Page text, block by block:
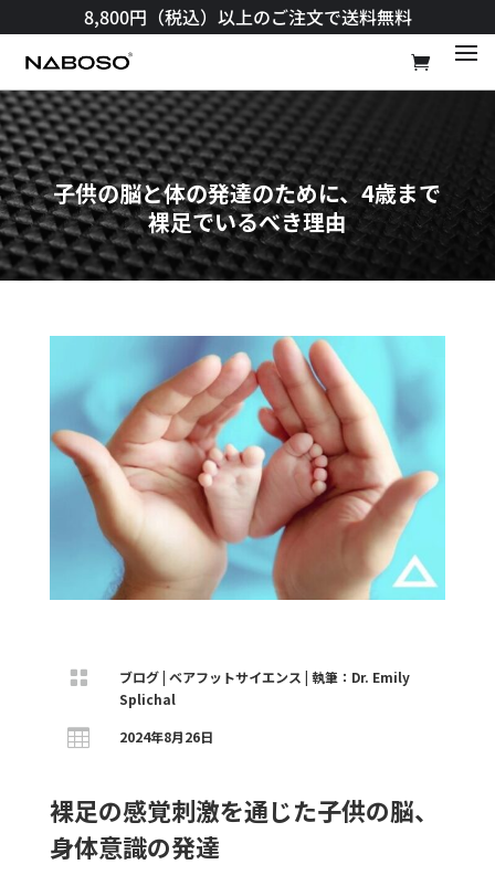
8,800円（税込）以上のご注文で送料無料​
子供の脳と体の発達のために、4歳まで
裸足でいるべき理由
 ブログ| ベアフットサイエンス | 執筆：Dr. Emily
Splichal
 2024年8月26日
裸足の感覚刺激を通じた子供の脳、
身体意識の発達